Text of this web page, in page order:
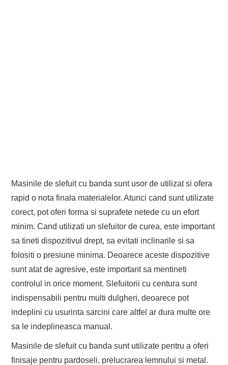
Masinile de slefuit cu banda sunt usor de utilizat si ofera
rapid o nota finala materialelor. Atunci cand sunt utilizate
corect, pot oferi forma si suprafete netede cu un efort
minim. Cand utilizati un slefuitor de curea, este important
sa tineti dispozitivul drept, sa evitati inclinarile si sa
folositi o presiune minima. Deoarece aceste dispozitive
sunt atat de agresive, este important sa mentineti
controlul in orice moment. Slefuitorii cu centura sunt
indispensabili pentru multi dulgheri, deoarece pot
indeplini cu usurinta sarcini care altfel ar dura multe ore
sa le indeplineasca manual.
Masinile de slefuit cu banda sunt utilizate pentru a oferi
finisaje pentru pardoseli, prelucrarea lemnului si metal.